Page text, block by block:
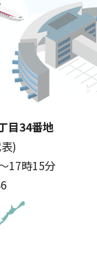
目34番地
)
17時15分